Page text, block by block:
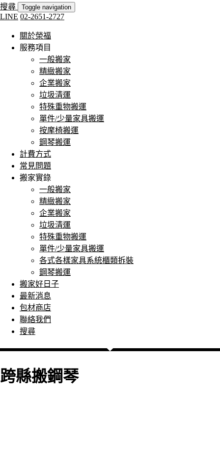
搜尋 Toggle navigation
LINE 02-2651-2727
關於榮福
服務項目
一般搬家
精緻搬家
企業搬家
垃圾清運
特殊重物搬運
單件/少量家具搬運
按摩椅搬運
鋼琴搬運
計費方式
常見問題
搬家實錄
一般搬家
精緻搬家
企業搬家
垃圾清運
特殊重物搬運
單件/少量家具搬運
各式各樣家具系統櫃類拆裝
鋼琴搬運
搬家好日子
最新消息
包材商店
聯絡我們
搜尋
跨縣搬鋼琴